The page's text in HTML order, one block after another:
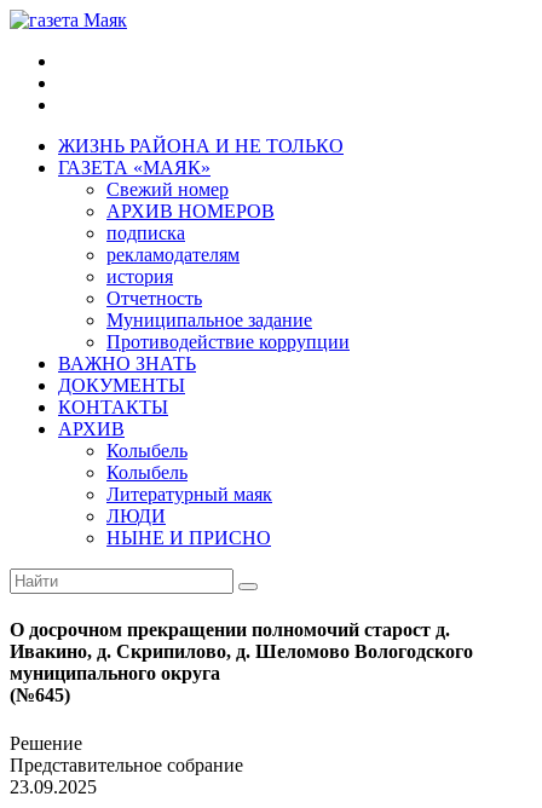
ЖИЗНЬ РАЙОНА И НЕ ТОЛЬКО
ГАЗЕТА «МАЯК»
Свежий номер
АРХИВ НОМЕРОВ
подписка
рекламодателям
история
Отчетность
Муниципальное задание
Противодействие коррупции
ВАЖНО ЗНАТЬ
ДОКУМЕНТЫ
КОНТАКТЫ
АРХИВ
Колыбель
Колыбель
Литературный маяк
ЛЮДИ
НЫНЕ И ПРИСНО
О досрочном прекращении полномочий старост д.
Ивакино, д. Скрипилово, д. Шеломово Вологодского
муниципального округа
(№645)
Решение
Представительное собрание
23.09.2025